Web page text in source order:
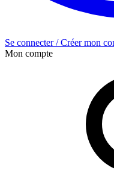
Se connecter / Créer mon
Mon compte